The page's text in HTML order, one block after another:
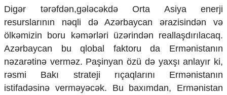
​Digər tərəfdən,gələcəkdə Orta Asiya enerji
resurslarının nəqli də Azərbaycan ərazisindən və
ölkəmizin boru kəmərləri üzərindən reallaşdırılacaq.
Azərbaycan bu qlobal faktoru da Ermənistanın
nəzarətinə verməz. Paşinyan özü də yaxşı anlayır ki,
rəsmi Bakı strateji rıçaqlarını Ermənistanın
istifadəsinə verməyəcək. Bu baxımdan, Ermənistan